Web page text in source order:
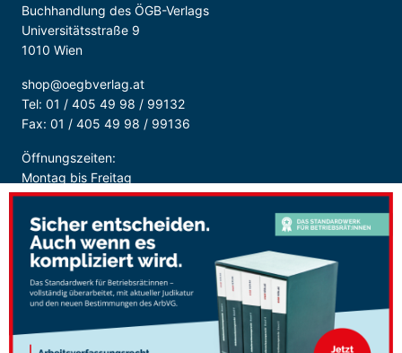
Buchhandlung des ÖGB-Verlags
Universitätsstraße 9
1010 Wien
shop@oegbverlag.at
Tel: 01 / 405 49 98 / 99132
Fax: 01 / 405 49 98 / 99136
Öffnungszeiten:
Montag bis Freitag
9:00 - 18:00 Uhr
durchgehend
Sicher Bezahlen: